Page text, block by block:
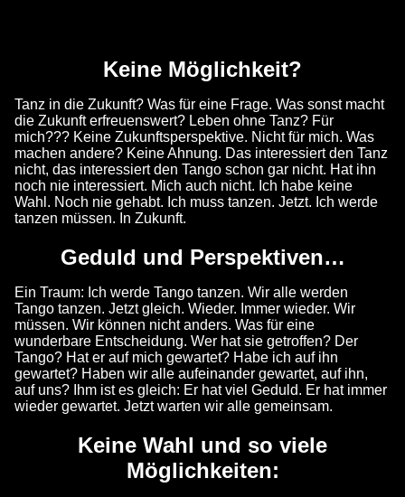
Keine Möglichkeit?
Tanz in die Zukunft? Was für eine Frage. Was sonst macht
die Zukunft erfreuenswert? Leben ohne Tanz? Für
mich??? Keine Zukunftsperspektive. Nicht für mich. Was
machen andere? Keine Ahnung. Das interessiert den Tanz
nicht, das interessiert den Tango schon gar nicht. Hat ihn
noch nie interessiert. Mich auch nicht. Ich habe keine
Wahl. Noch nie gehabt. Ich muss tanzen. Jetzt. Ich werde
tanzen müssen. In Zukunft.
Geduld und Perspektiven…
Ein Traum: Ich werde Tango tanzen. Wir alle werden
Tango tanzen. Jetzt gleich. Wieder. Immer wieder. Wir
müssen. Wir können nicht anders. Was für eine
wunderbare Entscheidung. Wer hat sie getroffen? Der
Tango? Hat er auf mich gewartet? Habe ich auf ihn
gewartet? Haben wir alle aufeinander gewartet, auf ihn,
auf uns? Ihm ist es gleich: Er hat viel Geduld. Er hat immer
wieder gewartet. Jetzt warten wir alle gemeinsam.
Keine Wahl und so viele
Möglichkeiten: